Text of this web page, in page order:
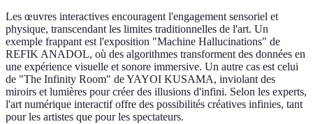
Les œuvres interactives encouragent l'engagement sensoriel et
physique, transcendant les limites traditionnelles de l'art. Un
exemple frappant est l'exposition "Machine Hallucinations" de
REFIK ANADOL, où des algorithmes transforment des données en
une expérience visuelle et sonore immersive. Un autre cas est celui
de "The Infinity Room" de YAYOI KUSAMA, inviolant des
miroirs et lumières pour créer des illusions d'infini. Selon les experts,
l'art numérique interactif offre des possibilités créatives infinies, tant
pour les artistes que pour les spectateurs.